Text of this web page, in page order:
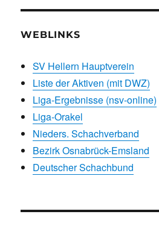
WEBLINKS
SV Hellern Hauptverein
Liste der Aktiven (mit DWZ)
Liga-Ergebnisse (nsv-online)
Liga-Orakel
Nieders. Schachverband
Bezirk Osnabrück-Emsland
Deutscher Schachbund